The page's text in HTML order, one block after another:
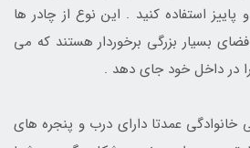
استفاده کنید . این نوع از چادر ها
بسیار بزرگی برخوردار هستند که می
را در داخل خود جای دهد .
خانوادگی عمدتا دارای درب و پنجره های